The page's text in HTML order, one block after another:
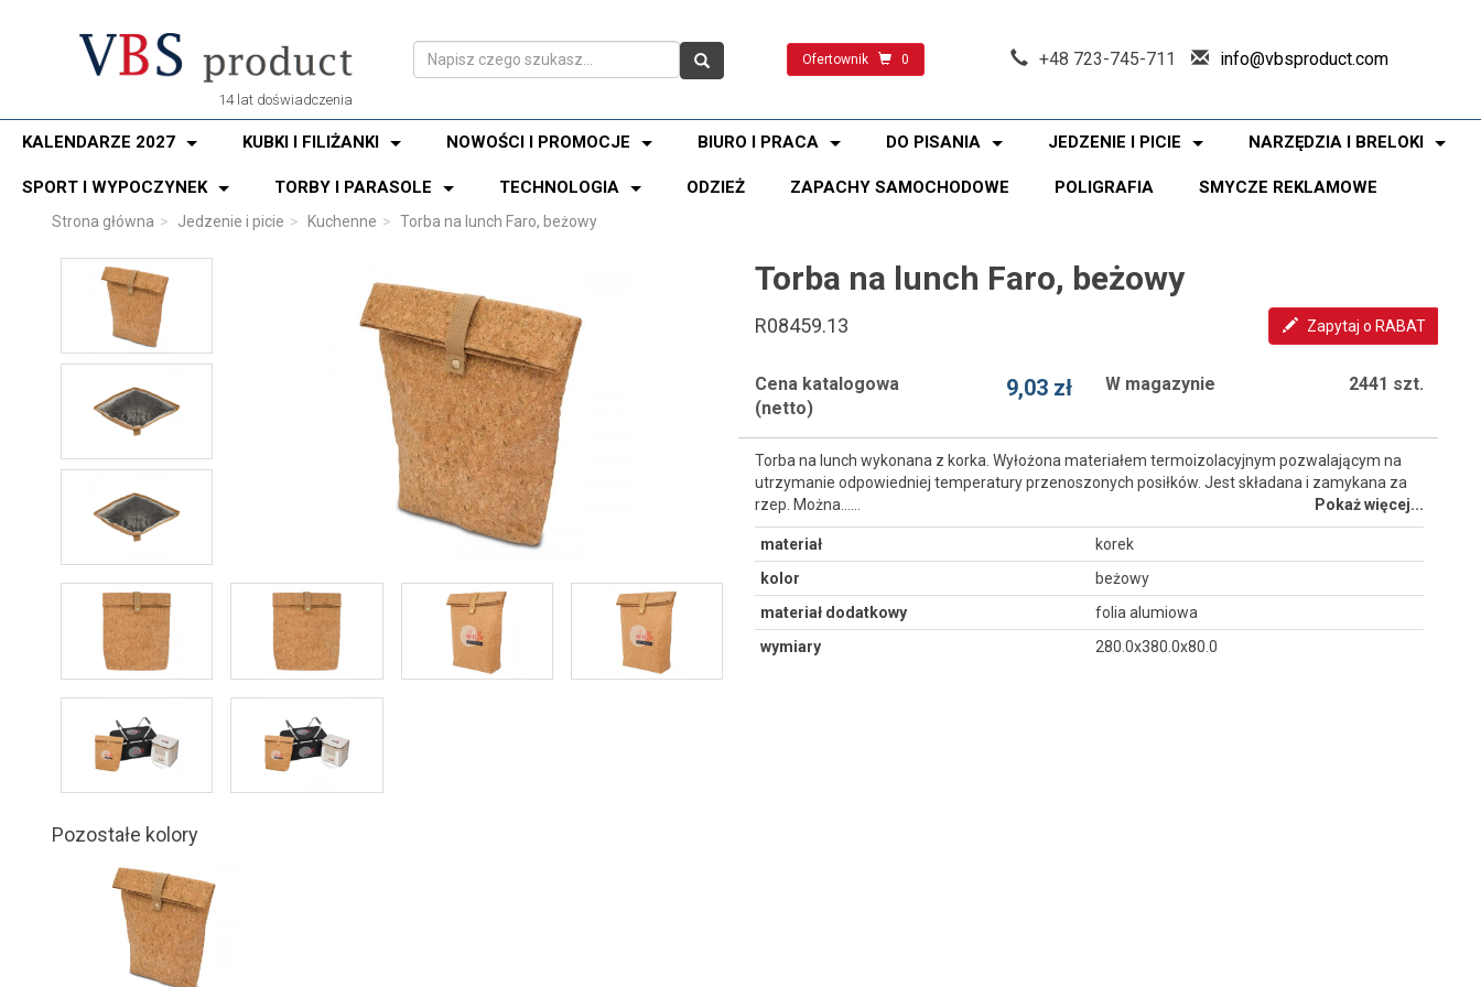
14 lat doświadczenia
Ofertownik 0 +48 723-745-711 info@vbsproduct.com
KALENDARZE 2027 KUBKI I FILIŻANKI NOWOŚCI I PROMOCJE BIURO I PRACA DO PISANIA JEDZENIE I PICIE NARZĘDZIA I BRELOKI
SPORT I WYPOCZYNEK TORBY I PARASOLE TECHNOLOGIA ODZIEŻ ZAPACHY SAMOCHODOWE POLIGRAFIA SMYCZE REKLAMOWE
Strona główna Jedzenie i picie Kuchenne Torba na lunch Faro, beżowy
Torba na lunch Faro, beżowy
R08459.13 Zapytaj o RABAT
Cena katalogowa
(netto)
9,03 zł W magazynie 2441 szt.
Torba na lunch wykonana z korka. Wyłożona materiałem termoizolacyjnym pozwalającym na
utrzymanie odpowiedniej temperatury przenoszonych posiłków. Jest składana i zamykana za
rzep. Można...…
Pokaż więcej...
materiał
korek
kolor
beżowy
materiał dodatkowy
folia alumiowa
wymiary
280.0x380.0x80.0
Pozostałe kolory